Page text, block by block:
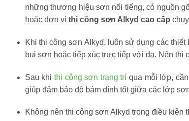
những thương hiệu sơn nổi tiếng, có nguồn
hoặc đơn vị thi công sơn Alkyd cao cấp
Khi thi công sơn Alkyd, luôn sử dụng các
bụi sơn hoặc tiếp xúc trực tiếp với da. Nên thi
Sau khithi công sơn trang trí qua mỗi lớp,
giúp đảm bảo độ bám dính tốt giữa các lớp
Không nên thi công sơn Alkyd trong điều kiện